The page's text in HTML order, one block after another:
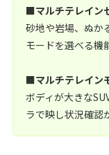
■マルチテレイン
砂地や岩場、ぬか
モードを選べる機
■マルチテレイン
ボディが大きな
ラで映し状況確認